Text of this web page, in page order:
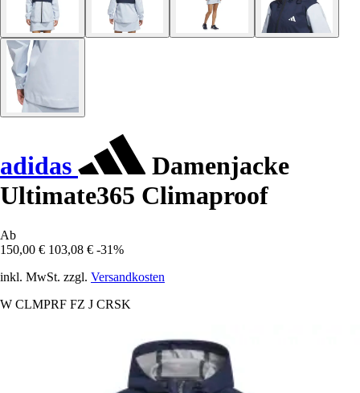
adidas
Damenjacke
Ultimate365 Climaproof
Ab
150,00 € 103,08 € -31%
inkl. MwSt. zzgl. Versandkosten
W CLMPRF FZ J CRSK